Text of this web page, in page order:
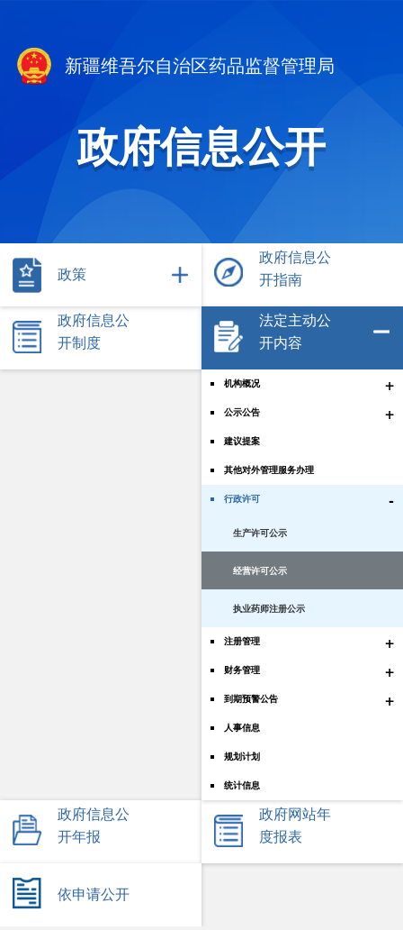
新疆维吾尔自治区药品监督管理局
政府信息公开
政策
政府信息公
开指南
政府信息公
开制度
法定主动公
开内容
机构概况 +
公示公告 +
建议提案
其他对外管理服务办理
行政许可 -
生产许可公示
经营许可公示
执业药师注册公示
注册管理 +
财务管理 +
到期预警公告 +
人事信息
规划计划
统计信息
政府信息公
开年报
政府网站年
度报表
依申请公开